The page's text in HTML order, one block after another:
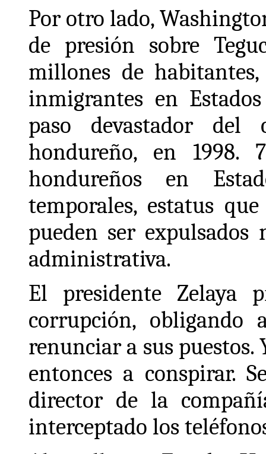
Por otro lado,
de presión sobre
millones de
inmigrantes en
paso devastador
hondureño, en 1998.
hondureños en
temporales, estatus
pueden ser
administrativa.
El presidente Zelaya
corrupción, obligando
renunciar a sus puestos.
entonces a conspirar.
director de la
interceptado los